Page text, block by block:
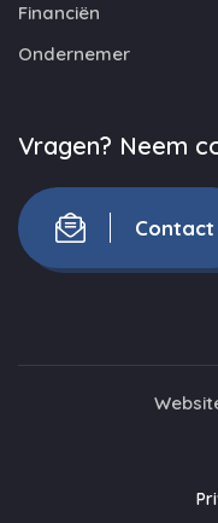
Financiën
Ondernemer
Vragen? Neem
Contact